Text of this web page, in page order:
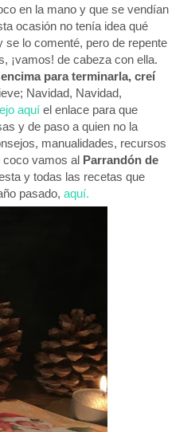
en la mano y que se vendían
ocasión no tenía idea qué
se lo comenté, pero de repente
¡vamos! de cabeza con ella.
para terminarla, creí
Navidad, Navidad,
aquí el enlace para que
y de paso a quien no la
manualidades, recursos
coco vamos al Parrandón de
y todas las recetas que
pasado, aquí.